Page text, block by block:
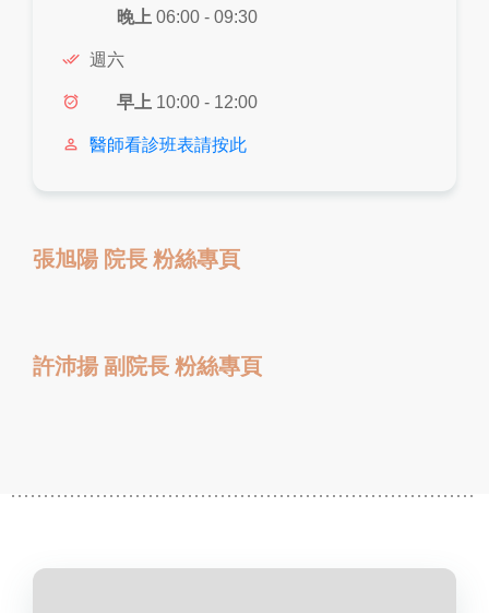
晚上 06:00 - 09:30
done_all 週六
alarm_on 早上 10:00 - 12:00
person_outline 醫師看診班表請按此
張旭陽 院長 粉絲專頁
許沛揚 副院長 粉絲專頁